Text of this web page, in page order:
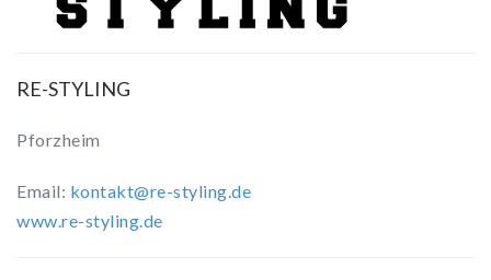
RE-STYLING
Pforzheim
Email: kontakt@re-styling.de
www.re-styling.de